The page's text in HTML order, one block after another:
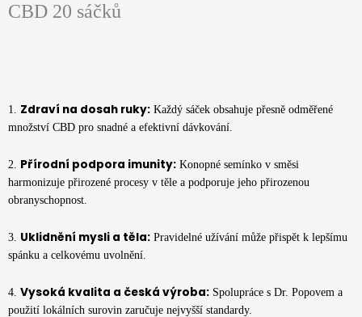
CBD 20 sáčků
1. Zdraví na dosah ruky: Každý sáček obsahuje přesně odměřené
množství CBD pro snadné a efektivní dávkování.
2. Přírodní podpora imunity: Konopné semínko v směsi
harmonizuje přirozené procesy v těle a podporuje jeho přirozenou
obranyschopnost.
3. Uklidnění mysli a těla: Pravidelné užívání může přispět k lepšímu
spánku a celkovému uvolnění.
4. Vysoká kvalita a česká výroba: Spolupráce s Dr. Popovem a
použití lokálních surovin zaručuje nejvyšší standardy.